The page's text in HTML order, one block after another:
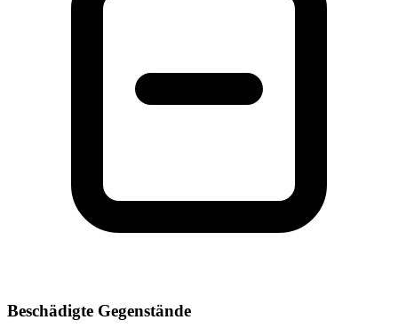
Beschädigte Gegenstände